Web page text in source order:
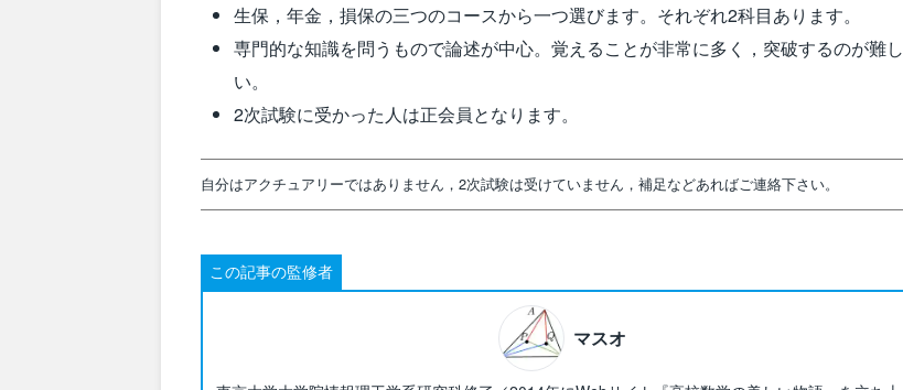
生保，年金，損保の三つのコースから一つ選びます。それぞれ2科目あります。
専門的な知識を問うもので論述が中心。覚えることが非常に多く，突破するのが難し
い。
2次試験に受かった人は正会員となります。
自分はアクチュアリーではありません，2次試験は受けていません，補足などあればご連絡下さい。
この記事の監修者
マスオ